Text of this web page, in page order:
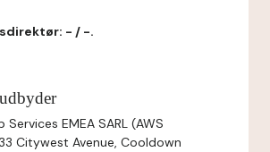
- / -.
Services EMEA SARL (AWS
Citywest Avenue, Cooldown